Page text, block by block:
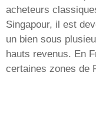
acheteurs
Singapour, il est
un bien sous
hauts revenus. En
certaines zones de